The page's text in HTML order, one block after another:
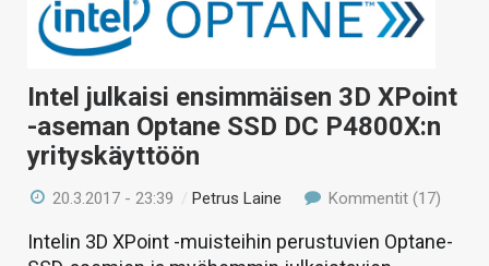
Intel julkaisi ensimmäisen 3D XPoint
-aseman Optane SSD DC P4800X:n
yrityskäyttöön
20.3.2017 - 23:39 /Petrus Laine Kommentit (17)
Intelin 3D XPoint -muisteihin perustuvien Optane-